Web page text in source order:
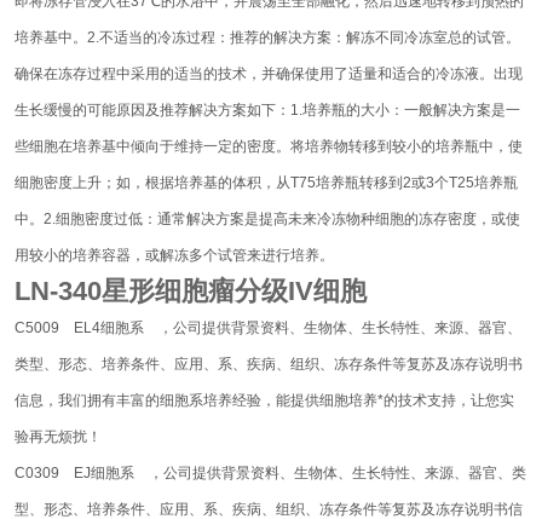
培养基中。 2.不适当的冷冻过程：推荐的解决方案：解冻不同冷冻室总的试管。
确保在冻存过程中采用的适当的技术，并确保使用了适量和适合的冷冻液。 出现
生长缓慢的可能原因及推荐解决方案如下： 1.培养瓶的大小：一般解决方案是一
些细胞在培养基中倾向于维持一定的密度。将培养物转移到较小的培养瓶中，使
细胞密度上升；如，根据培养基的体积，从T75培养瓶转移到2或3个T25培养瓶
中。 2.细胞密度过低： 通常解决方案是提高未来冷冻物种细胞的冻存密度，或使
用较小的培养容器，或解冻多个试管来进行培养。
LN-340星形细胞瘤分级IV细胞
C5009 EL4细胞系 ，公司提供背景资料、生物体、生长特性、来源、器官、
类型、形态、培养条件、应用、系、疾病、组织、冻存条件等复苏及冻存说明书
信息，我们拥有丰富的细胞系培养经验，能提供细胞培养*的技术支持，让您实
验再无烦扰！
C0309 EJ细胞系 ，公司提供背景资料、生物体、生长特性、来源、器官、类
型、形态、培养条件、应用、系、疾病、组织、冻存条件等复苏及冻存说明书信